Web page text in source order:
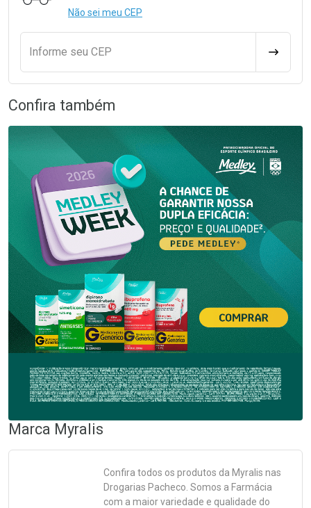
Não sei meu CEP
Informe seu CEP
Confira também
Marca Myralis
Confira todos os produtos da Myralis nas
Drogarias Pacheco. Somos a Farmácia
com a maior variedade e qualidade do